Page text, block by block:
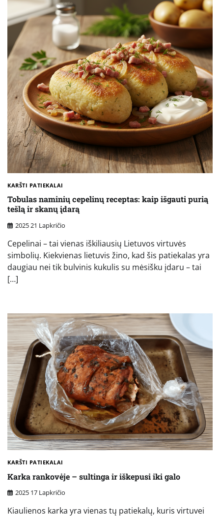
KARŠTI PATIEKALAI
Tobulas naminių cepelinų receptas: kaip išgauti purią
tešlą ir skanų įdarą
2025 21 Lapkričio
Cepelinai – tai vienas iškiliausių Lietuvos virtuvės
simbolių. Kiekvienas lietuvis žino, kad šis patiekalas yra
daugiau nei tik bulvinis kukulis su mėsišku įdaru – tai
[…]
KARŠTI PATIEKALAI
Karka rankovėje – sultinga ir iškepusi iki galo
2025 17 Lapkričio
Kiaulienos karka yra vienas tų patiekalų, kuris virtuvei